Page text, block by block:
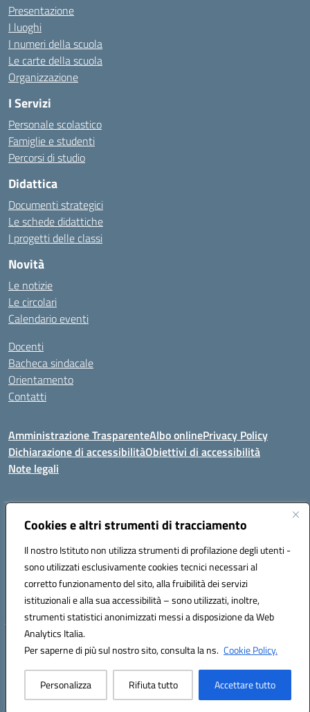
Cookies e altri strumenti di tracciamento
Il nostro Istituto non utilizza strumenti di profilazione degli utenti -
sono utilizzati esclusivamente cookies tecnici necessari al
corretto funzionamento del sito, alla fruibilità dei servizi
istituzionali e alla sua accessibilità – sono utilizzati, inoltre,
strumenti statistici anonimizzati messi a disposizione da Web
Analytics Italia.
Per saperne di più sul nostro sito, consulta la ns. Cookie Policy.
Personalizza Rifiuta tutto Accettare tutto
Presentazione
I luoghi
I numeri della scuola
Le carte della scuola
Organizzazione
I Servizi
Personale scolastico
Famiglie e studenti
Percorsi di studio
Didattica
Documenti strategici
Le schede didattiche
I progetti delle classi
Novità
Le notizie
Le circolari
Calendario eventi
Docenti
Bacheca sindacale
Orientamento
Contatti
Amministrazione TrasparenteAlbo onlinePrivacy Policy
Dichiarazione di accessibilitàObiettivi di accessibilità
Note legali
Indirizzo:Viale P. Togliatti snc 67039 Sulmona (AQ)
Posta elettronica certificata (PEC):aqis01900g@pec.istruzione.it
Codice fiscale: 92025400661
Codice meccanografico: AQIS01900G
Hosting & Powered by 3D Solution S.r.l.
Concept & Design by Designers Italia